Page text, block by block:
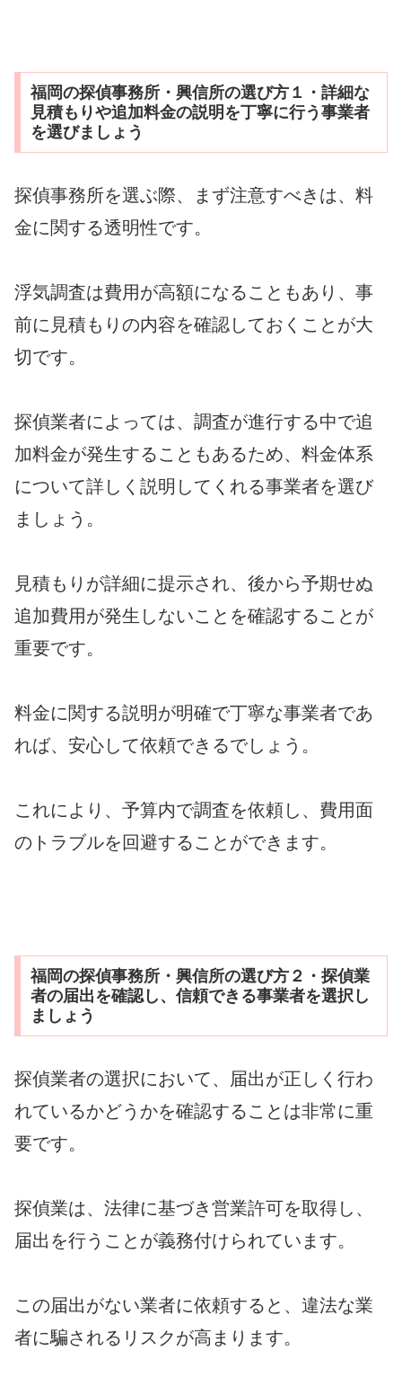
福岡の探偵事務所・興信所の選び方１・詳細な
見積もりや追加料金の説明を丁寧に行う事業者
を選びましょう
探偵事務所を選ぶ際、まず注意すべきは、料
金に関する透明性です。
浮気調査は費用が高額になることもあり、事
前に見積もりの内容を確認しておくことが大
切です。
探偵業者によっては、調査が進行する中で追
加料金が発生することもあるため、料金体系
について詳しく説明してくれる事業者を選び
ましょう。
見積もりが詳細に提示され、後から予期せぬ
追加費用が発生しないことを確認することが
重要です。
料金に関する説明が明確で丁寧な事業者であ
れば、安心して依頼できるでしょう。
これにより、予算内で調査を依頼し、費用面
のトラブルを回避することができます。
福岡の探偵事務所・興信所の選び方２・探偵業
者の届出を確認し、信頼できる事業者を選択し
ましょう
探偵業者の選択において、届出が正しく行わ
れているかどうかを確認することは非常に重
要です。
探偵業は、法律に基づき営業許可を取得し、
届出を行うことが義務付けられています。
この届出がない業者に依頼すると、違法な業
者に騙されるリスクが高まります。